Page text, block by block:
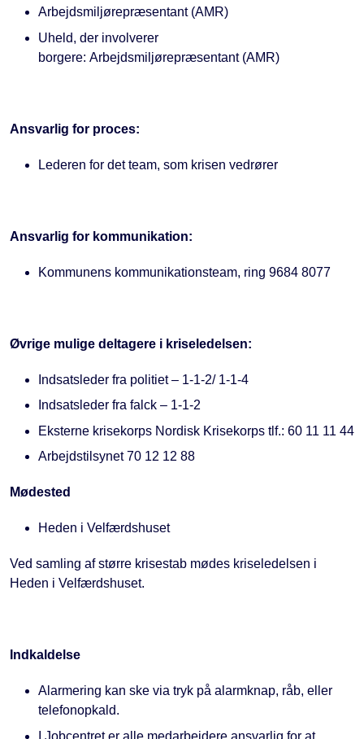
Arbejdsmiljørepræsentant (AMR)
Uheld, der involverer
borgere: Arbejdsmiljørepræsentant (AMR)
Ansvarlig for proces:
Lederen for det team, som krisen vedrører
Ansvarlig for kommunikation:
Kommunens kommunikationsteam, ring 9684 8077
Øvrige mulige deltagere i kriseledelsen:
Indsatsleder fra politiet – 1-1-2/ 1-1-4
Indsatsleder fra falck – 1-1-2
Eksterne krisekorps Nordisk Krisekorps tlf.: 60 11 11 44
Arbejdstilsynet 70 12 12 88
Mødested
Heden i Velfærdshuset
Ved samling af større krisestab mødes kriseledelsen i
Heden i Velfærdshuset.
Indkaldelse
Alarmering kan ske via tryk på alarmknap, råb, eller
telefonopkald.
I Jobcentret er alle medarbejdere ansvarlig for at